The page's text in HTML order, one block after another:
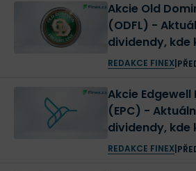
Akcie Old
(ODFL) - Aktuální cena, graf,
dividendy, kde
REDAKCE FINEX|
Akcie
(EPC) - Aktuální cena, graf,
dividendy, kde
REDAKCE FINEX|